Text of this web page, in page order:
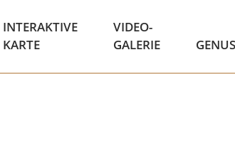
INTERAKTIVE
KARTE
VIDEO-
GALERIE